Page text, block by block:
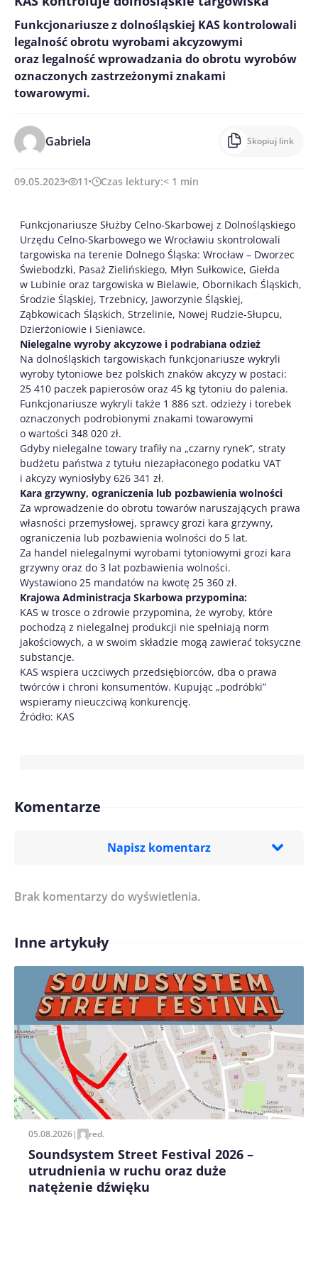
Funkcjonariusze z dolnośląskiej KAS kontrolowali
legalność obrotu wyrobami akcyzowymi
oraz legalność wprowadzania do obrotu wyrobów
oznaczonych zastrzeżonymi znakami
towarowymi.
Gabriela Skopiuj link
09.05.2023 11 Czas lektury:< 1 min
Funkcjonariusze Służby Celno-Skarbowej z Dolnośląskiego
Urzędu Celno-Skarbowego we Wrocławiu skontrolowali
targowiska na terenie Dolnego Śląska: Wrocław – Dworzec
Świebodzki, Pasaż Zielińskiego, Młyn Sułkowice, Giełda
w Lubinie oraz targowiska w Bielawie, Obornikach Śląskich,
Środzie Śląskiej, Trzebnicy, Jaworzynie Śląskiej,
Ząbkowicach Śląskich, Strzelinie, Nowej Rudzie-Słupcu,
Dzierżoniowie i Sieniawce.
Nielegalne wyroby akcyzowe i podrabiana odzież
Na dolnośląskich targowiskach funkcjonariusze wykryli
wyroby tytoniowe bez polskich znaków akcyzy w postaci:
25 410 paczek papierosów oraz 45 kg tytoniu do palenia.
Funkcjonariusze wykryli także 1 886 szt. odzieży i torebek
oznaczonych podrobionymi znakami towarowymi
o wartości 348 020 zł.
Gdyby nielegalne towary trafiły na „czarny rynek”, straty
budżetu państwa z tytułu niezapłaconego podatku VAT
i akcyzy wyniosłyby 626 341 zł.
Kara grzywny, ograniczenia lub pozbawienia wolności
Za wprowadzenie do obrotu towarów naruszających prawa
własności przemysłowej, sprawcy grozi kara grzywny,
ograniczenia lub pozbawienia wolności do 5 lat.
Za handel nielegalnymi wyrobami tytoniowymi grozi kara
grzywny oraz do 3 lat pozbawienia wolności.
Wystawiono 25 mandatów na kwotę 25 360 zł.
Krajowa Administracja Skarbowa przypomina:
KAS w trosce o zdrowie przypomina, że wyroby, które
pochodzą z nielegalnej produkcji nie spełniają norm
jakościowych, a w swoim składzie mogą zawierać toksyczne
substancje.
KAS wspiera uczciwych przedsiębiorców, dba o prawa
twórców i chroni konsumentów. Kupując „podróbki”
wspieramy nieuczciwą konkurencję.
Źródło: KAS
Komentarze
Napisz komentarz
Treść komentarza*
Imię/ Nick*
Zapamiętaj moje dane w tej przeglądarce podczas
pisania kolejnych komentarzy.
Brak komentarzy do wyświetlenia.
Inne artykuły
05.08.2026| red.
Soundsystem Street Festival 2026 –
utrudnienia w ruchu oraz duże
natężenie dźwięku